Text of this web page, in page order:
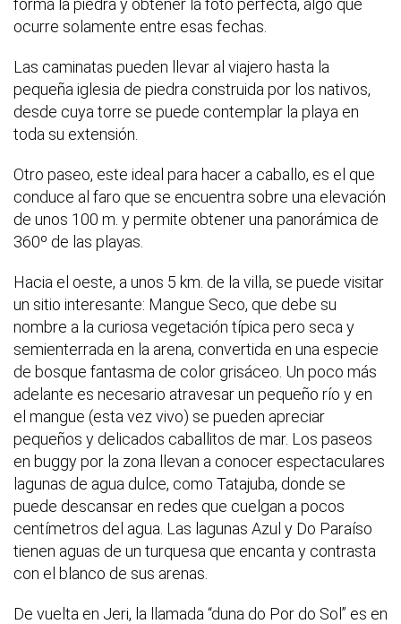
forma la piedra y obtener la foto perfecta, algo que
ocurre solamente entre esas fechas.
Las caminatas pueden llevar al viajero hasta la
pequeña iglesia de piedra construida por los nativos,
desde cuya torre se puede contemplar la playa en
toda su extensión.
Otro paseo, este ideal para hacer a caballo, es el que
conduce al faro que se encuentra sobre una elevación
de unos 100 m. y permite obtener una panorámica de
360º de las playas.
Hacia el oeste, a unos 5 km. de la villa, se puede visitar
un sitio interesante: Mangue Seco, que debe su
nombre a la curiosa vegetación típica pero seca y
semienterrada en la arena, convertida en una especie
de bosque fantasma de color grisáceo. Un poco más
adelante es necesario atravesar un pequeño río y en
el mangue (esta vez vivo) se pueden apreciar
pequeños y delicados caballitos de mar. Los paseos
en buggy por la zona llevan a conocer espectaculares
lagunas de agua dulce, como Tatajuba, donde se
puede descansar en redes que cuelgan a pocos
centímetros del agua. Las lagunas Azul y Do Paraíso
tienen aguas de un turquesa que encanta y contrasta
con el blanco de sus arenas.
De vuelta en Jeri, la llamada “duna do Por do Sol” es en